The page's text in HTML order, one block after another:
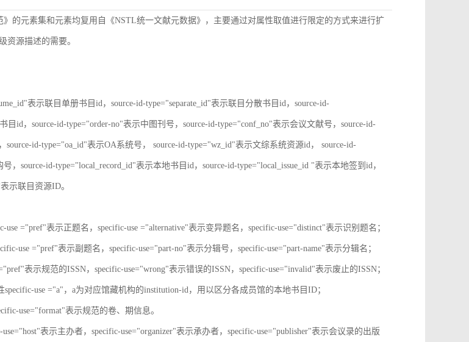
》的元素集和元素均复用自《NSTL统一文献元数据》，主要通过对属性取值进行限定的方式来进行扩
资源描述的需要。
表示联目单册书目id，source-id-type="separate_id"表示联目分散书目id，source-id-
目id，source-id-type="order-no"表示中图刊号，source-id-type="conf_no"表示会议文献号，source-id-
source-id-type="oa_id"表示OA系统号， source-id-type="wz_id"表示文综系统资源id， source-id-
，source-id-type="local_record_id"表示本地书目id，source-id-type="local_issue_id "表示本地签到id，
示联目资源ID。
use ="pref"表示正题名，specific-use ="alternative"表示变异题名，specific-use="distinct"表示识别题名；
use ="pref"表示副题名，specific-use="part-no"表示分辑号，specific-use="part-name"表示分辑名；
表示规范的ISSN，specific-use="wrong"表示错误的ISSN，specific-use="invalid"表示废止的ISSN；
specific-use ="a"，a为对应馆藏机构的institution-id，用以区分各成员馆的本地书目ID；
use="format"表示规范的卷、期信息。
表示主办者，specific-use="organizer"表示承办者，specific-use="publisher"表示会议录的出版